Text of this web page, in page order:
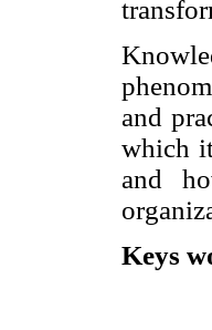
and
which
and
Keys